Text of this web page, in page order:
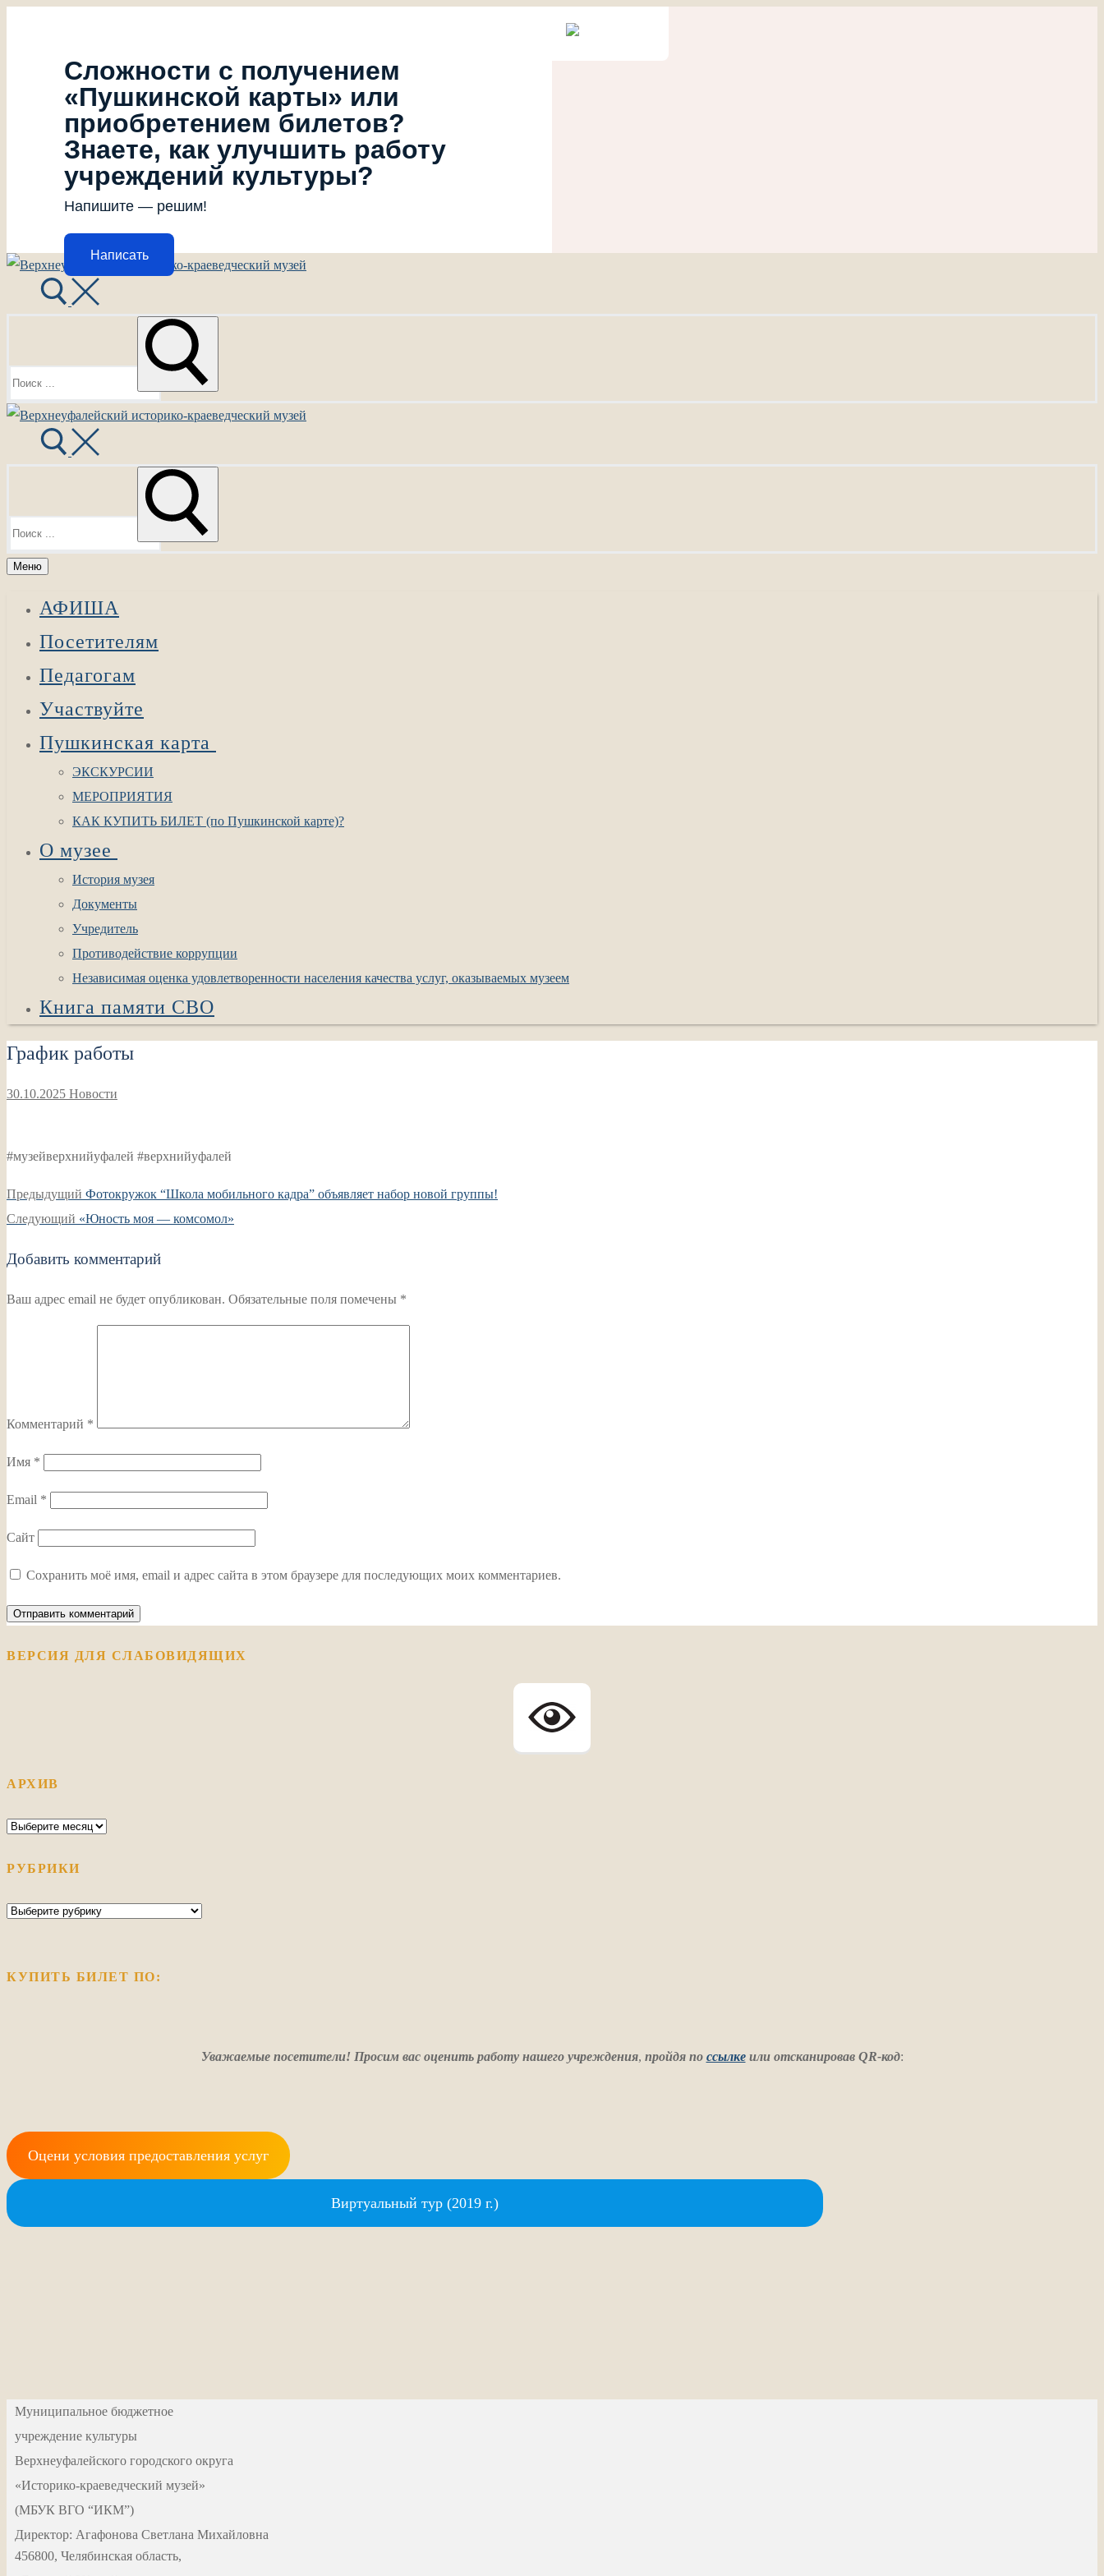
Сложности с получением
«Пушкинской карты» или
приобретением билетов?
Знаете, как улучшить работу
учреждений культуры?
Напишите — решим!
Написать
Перейти
содержимому
Меню
Закрыть
Меню
АФИША
Посетителям
Педагогам
Участвуйте
Пушкинская карта
ЭКСКУРСИИ
МЕРОПРИЯТИЯ
КАК КУПИТЬ БИЛЕТ (по Пушкинской карте)?
О музее
История музея
Документы
Учредитель
Противодействие коррупции
Независимая оценка удовлетворенности населения качества услуг, оказываемых музеем
Книга памяти СВО
График работы
30.10.2025 Новости
#музейверхнийуфалей #верхнийуфалей
Навигация
по
Предыдущий Предыдущая
запись:
Фотокружок “Школа мобильного кадра” объявляет набор новой группы!
Следующий Следующая
«Юность моя — комсомол»
Добавить комментарий
Ваш адрес email не будет опубликован. Обязательные поля помечены *
Комментарий *
Имя *
Email *
Сайт
Сохранить моё имя, email и адрес сайта в этом браузере для последующих моих комментариев.
ВЕРСИЯ ДЛЯ СЛАБОВИДЯЩИХ
АРХИВ
Архив
РУБРИКИ
Рубрики
КУПИТЬ БИЛЕТ ПО:
Уважаемые посетители! Просим вас оценить работу нашего учреждения, пройдя по ссылкеили отсканировав QR-код:
Оцени условия предоставления услуг
Виртуальный тур (2019 г.)
Муниципальное бюджетное
учреждение культуры
Верхнеуфалейского городского округа
«Историко-краеведческий музей»
(МБУК ВГО “ИКМ”)
Директор: Агафонова Светлана Михайловна
456800, Челябинская область,